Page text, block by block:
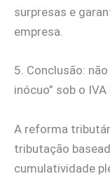
surpresas e
empresa.
5. Conclusão:
inócuo” sob o
A reforma
tributação
cumulatividade